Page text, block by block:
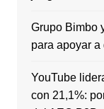
Grupo Bimbo
para apoyar
YouTube
con 21,1%: